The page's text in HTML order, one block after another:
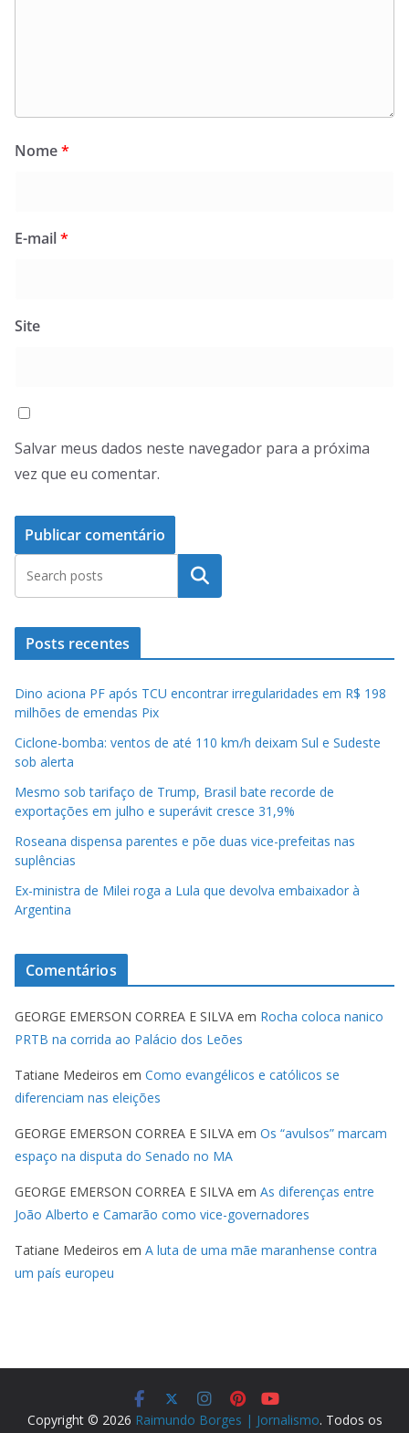
Nome*
E-mail*
Site
Salvar meus dados neste navegador para a próxima
vez que eu comentar.
Pesquisar
Posts recentes
Dino aciona PF após TCU encontrar irregularidades em R$ 198
milhões de emendas Pix
Ciclone-bomba: ventos de até 110 km/h deixam Sul e Sudeste
sob alerta
Mesmo sob tarifaço de Trump, Brasil bate recorde de
exportações em julho e superávit cresce 31,9%
Roseana dispensa parentes e põe duas vice-prefeitas nas
suplências
Ex-ministra de Milei roga a Lula que devolva embaixador à
Argentina
Comentários
GEORGE EMERSON CORREA E SILVA em Rocha coloca nanico
PRTB na corrida ao Palácio dos Leões
Tatiane Medeiros em Como evangélicos e católicos se
diferenciam nas eleições
GEORGE EMERSON CORREA E SILVA em Os “avulsos” marcam
espaço na disputa do Senado no MA
GEORGE EMERSON CORREA E SILVA em As diferenças entre
João Alberto e Camarão como vice-governadores
Tatiane Medeiros em A luta de uma mãe maranhense contra
um país europeu
Copyright © 2026 Raimundo Borges | Jornalismo. Todos os